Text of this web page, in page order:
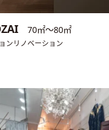
70㎡〜80㎡
ンリノベーション